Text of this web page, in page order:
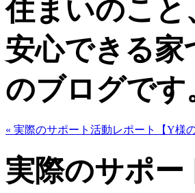
住まいのこ
安心できる
のブログです
« 実際のサポート活動レポート【Y
実際のサポ